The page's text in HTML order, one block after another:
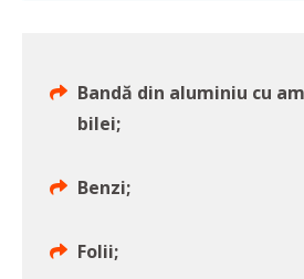
Bandă din aluminiu cu
bilei;
Benzi;
Folii;